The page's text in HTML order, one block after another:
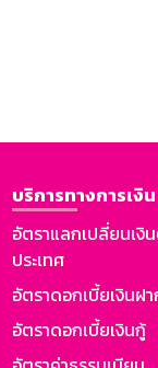
บริการทางการเงิน
อัตราแลกเปลี่ยนเงิ
ประเทศ
อัตราดอกเบี้ยเงินฝ
อัตราดอกเบี้ยเงินกู้